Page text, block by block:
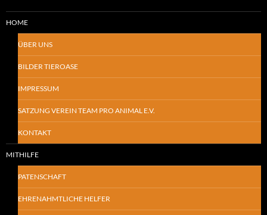
HOME
ÜBER UNS
BILDER TIEROASE
IMPRESSUM
SATZUNG VEREIN TEAM PRO ANIMAL E.V.
KONTAKT
MITHILFE
PATENSCHAFT
EHRENAHMTLICHE HELFER